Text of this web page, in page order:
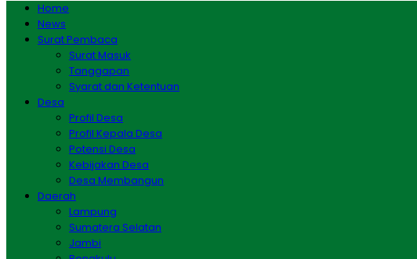
Home
News
Surat Pembaca
Surat Masuk
Tanggapan
Syarat dan Ketentuan
Desa
Profil Desa
Profil Kepala Desa
Potensi Desa
Kebijakan Desa
Desa Membangun
Daerah
Lampung
Sumatera Selatan
Jambi